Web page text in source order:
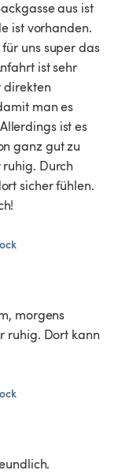
aus ist
ist vorhanden.
uns super das
ist sehr
direkten
man es
ist es
ganz gut zu
Durch
sicher fühlen.
morgens
ruhig. Dort kann